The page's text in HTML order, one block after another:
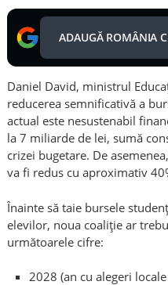
ADAUGĂ ROMÂNIA
Daniel David, ministrul
reducerea semnificativă a
actual este nesustenabil
la 7 miliarde de lei, sumă
crizei bugetare. De
va fi redus cu aproximativ
Înainte să taie bursele
elevilor, noua coaliție ar
următoarele cifre:
2028 (an cu alegeri